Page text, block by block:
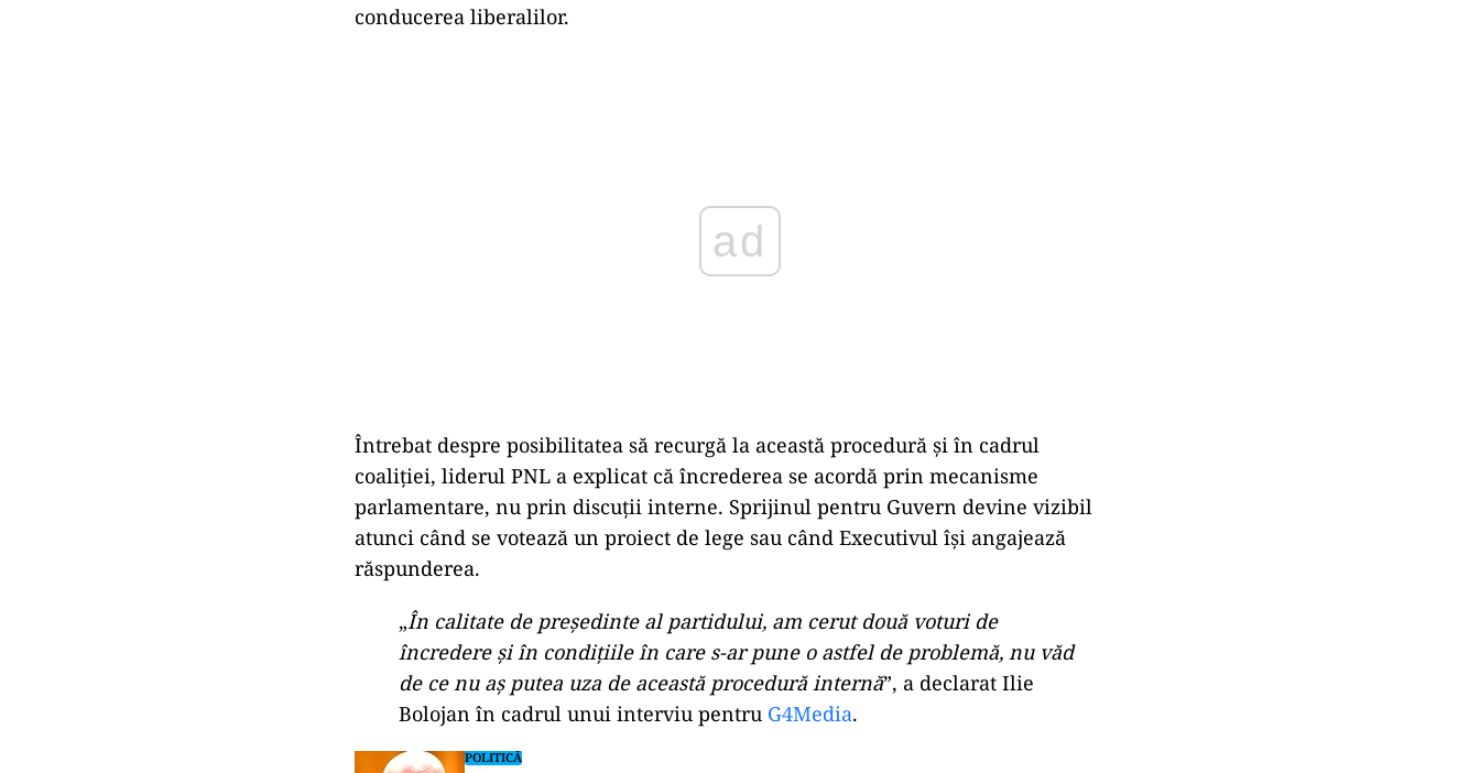
conducerea liberalilor.
Întrebat despre posibilitatea să recurgă la această procedură și în cadrul
coaliției, liderul PNL a explicat că încrederea se acordă prin mecanisme
parlamentare, nu prin discuții interne. Sprijinul pentru Guvern devine vizibil
atunci când se votează un proiect de lege sau când Executivul își angajează
răspunderea.
„În calitate de președinte al partidului, am cerut două voturi de
încredere și în condițiile în care s-ar pune o astfel de problemă, nu văd
de ce nu aș putea uza de această procedură internă”, a declarat Ilie
Bolojan în cadrul unui interviu pentru G4Media.
POLITICĂ